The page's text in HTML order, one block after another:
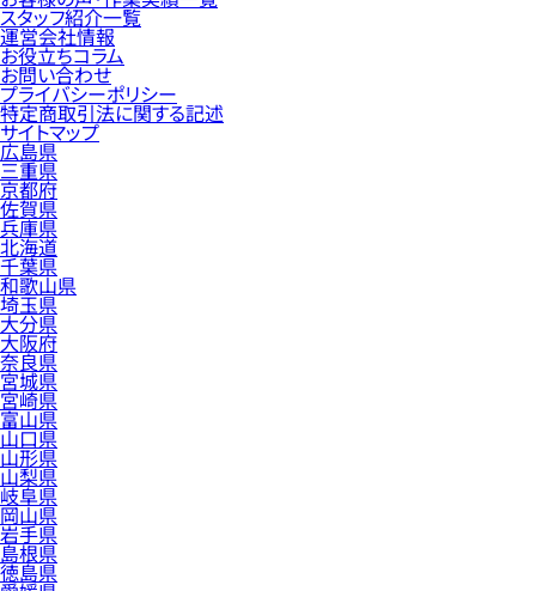
スタッフ紹介一覧
運営会社情報
お役立ちコラム
お問い合わせ
プライバシーポリシー
特定商取引法に関する記述
サイトマップ
広島県
三重県
京都府
佐賀県
兵庫県
北海道
千葉県
和歌山県
埼玉県
大分県
大阪府
奈良県
宮城県
宮崎県
富山県
山口県
山形県
山梨県
岐阜県
岡山県
岩手県
島根県
徳島県